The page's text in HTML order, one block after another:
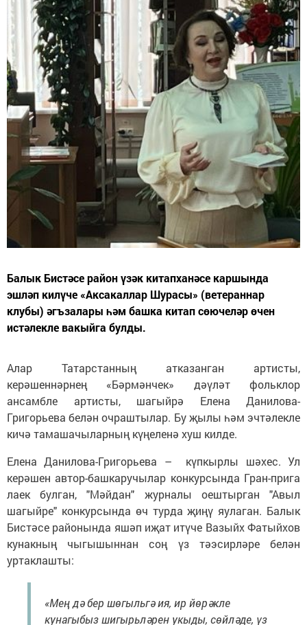
Балык Бистәсе район үзәк китапханәсе каршында
эшләп килүче «Аксакаллар Шурасы» (ветераннар
клубы) әгъзалары һәм башка китап сөючеләр өчен
истәлекле вакыйга булды.
Алар Татарстанның атказанган артисты,
керәшеннәрнең «Бәрмәнчек» дәүләт фольклор
ансамбле артисты, шагыйрә Елена Данилова-
Григорьева белән очраштылар. Бу җылы һәм эчтәлекле
кичә тамашачыларның күңеленә хуш килде.
Елена Данилова-Григорьева – күпкырлы шәхес. Ул
керәшен автор-башкаручылар конкурсында Гран-прига
лаек булган, "Мәйдан" журналы оештырган "Авыл
шагыйре" конкурсында өч турда җиңү яулаган. Балык
Бистәсе районында яшәп иҗат итүче Вазыйх Фатыйхов
кунакның чыгышыннан соң үз тәэсирләре белән
уртаклашты:
«Мең дә бер шөгыльгә ия, ир йөрәкле
кунагыбыз шигырьләрен укыды, сөйләде, үз